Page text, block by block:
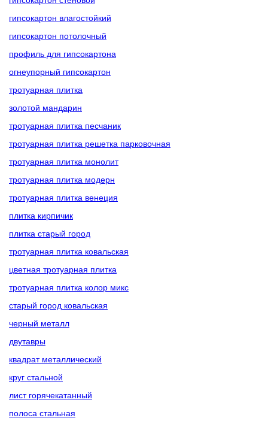
гипсокартон влагостойкий
гипсокартон потолочный
профиль для гипсокартона
огнеупорный гипсокартон
тротуарная плитка
золотой мандарин
тротуарная плитка песчаник
тротуарная плитка решетка парковочная
тротуарная плитка монолит
тротуарная плитка модерн
тротуарная плитка венеция
плитка кирпичик
плитка старый город
тротуарная плитка ковальская
цветная тротуарная плитка
тротуарная плитка колор микс
старый город ковальская
черный металл
двутавры
квадрат металлический
круг стальной
лист горячекатанный
полоса стальная